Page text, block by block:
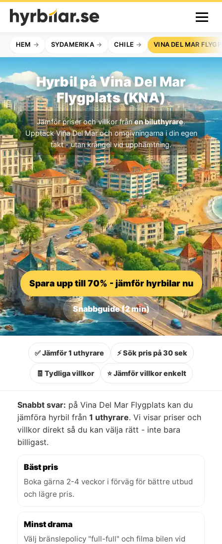
HEM SYDAMERIKA CHILE VINA DEL MAR
Hyrbil på Vina Del Mar
Flygplats (KNA)
Jämför priser och villkor frånen biluthyrare.
Upptäck Viña Del Mar och omgivningarna i din egen
takt - utan krångel vid upphämtning.
Spara upp till 70% - jämför hyrbilar nu
Snabbguide (2 min)
✅ Jämför 1 uthyrare ⚡ Sök pris på 30 sek
🧾 Tydliga villkor ⭐ Jämför villkor enkelt
Snabbt svar: på Vina Del Mar Flygplats kan du
jämföra hyrbil från 1 uthyrare. Vi visar priser och
villkor direkt så du kan välja rätt - inte bara
billigast.
Bäst pris
Boka gärna 2-4 veckor i förväg för bättre utbud
och lägre pris.
Minst drama
Välj bränslepolicy "full-full" och filma bilen vid